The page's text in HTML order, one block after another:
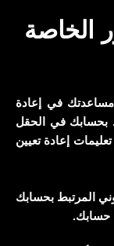
الخاصة
مساعدتك في إعادة
بحسابك في الحقل
إعادة تعيين
المرتبط بحسابك
حسابك.